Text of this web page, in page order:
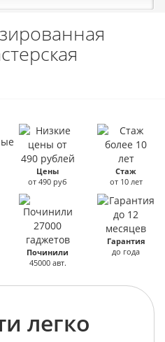
Цены
от 490 руб
Стаж
от 10 лет
Починили
45000 авт.
Гарантия
до года
легко